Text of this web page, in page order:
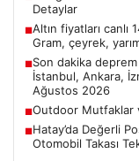
Detaylar
■Altın fiyatları canlı
Gram, çeyrek,
■Son dakika
İstanbul, Ankara,
Ağustos 2026
■Outdoor Mutfaklar
■Hatay’da Değerli
Otomobil Takası